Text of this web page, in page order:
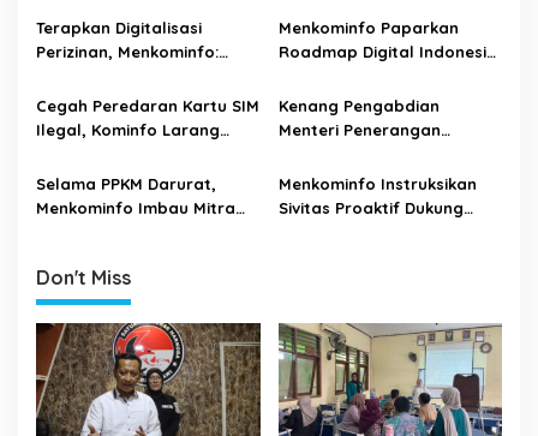
a
i
o
n
Digital
Terapkan Digitalisasi
Perizinan, Menkominfo:
25,5 T
Menkominfo Paparkan
Roadmap Digital Indonesia
Cegah Peredaran Kartu SIM
Ilegal, Kominfo Larang
Aktif
Kenang Pengabdian
Menteri Penerangan
Terima Kasih atas Karya
dan Dedikasinya untuk
Selama PPKM Darurat,
Menkominfo Imbau Mitra
Menkominfo Instruksikan
Sivitas Proaktif Dukung
Don't Miss